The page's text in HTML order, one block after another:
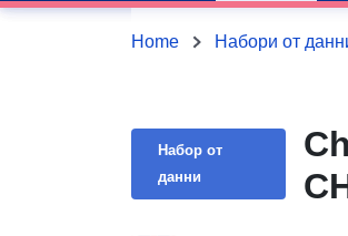
Home Набори от
Набор от
данни